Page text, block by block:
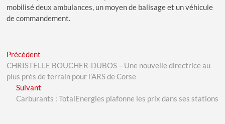
mobilisé deux ambulances, un moyen de balisage et un véhicule
de commandement.
Navigation
de
l’article
Précédent
post:
CHRISTELLE BOUCHER-DUBOS – Une nouvelle directrice au
plus près de terrain pour l’ARS de Corse
SuivantNext
post:
Carburants : TotalEnergies plafonne les prix dans ses stations